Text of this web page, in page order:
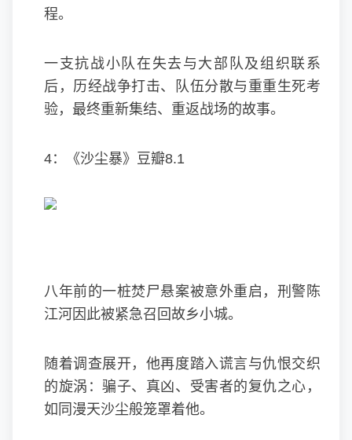
程。
一支抗战小队在失去与大部队及组织联系
后，历经战争打击、队伍分散与重重生死考
验，最终重新集结、重返战场的故事。
4：《沙尘暴》豆瓣8.1
八年前的一桩焚尸悬案被意外重启，刑警陈
江河因此被紧急召回故乡小城。
随着调查展开，他再度踏入谎言与仇恨交织
的旋涡：骗子、真凶、受害者的复仇之心，
如同漫天沙尘般笼罩着他。